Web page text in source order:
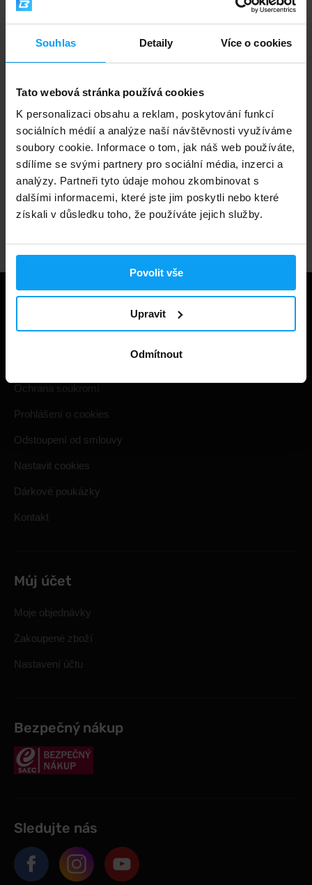
Souhlas Detaily Více o cookies
Tato webová stránka používá cookies
K personalizaci obsahu a reklam, poskytování funkcí
sociálních médií a analýze naší návštěvnosti využíváme
soubory cookie. Informace o tom, jak náš web používáte,
sdílíme se svými partnery pro sociální média, inzerci a
analýzy. Partneři tyto údaje mohou zkombinovat s
dalšími informacemi, které jste jim poskytli nebo které
získali v důsledku toho, že používáte jejich služby.
Povolit vše
Upravit
Odmítnout
NA SKLADĚ
3000+ produktů ihned k odběru
1.000.000+ objednávek
Odborné poradenství
Ochrana soukromí
Prohlášení o cookies
Odstoupení od smlouvy
Nastavit cookies
Dárkové poukázky
Kontakt
Můj účet
Moje objednávky
Zakoupené zboží
Nastavení účtu
Bezpečný nákup
Sledujte nás